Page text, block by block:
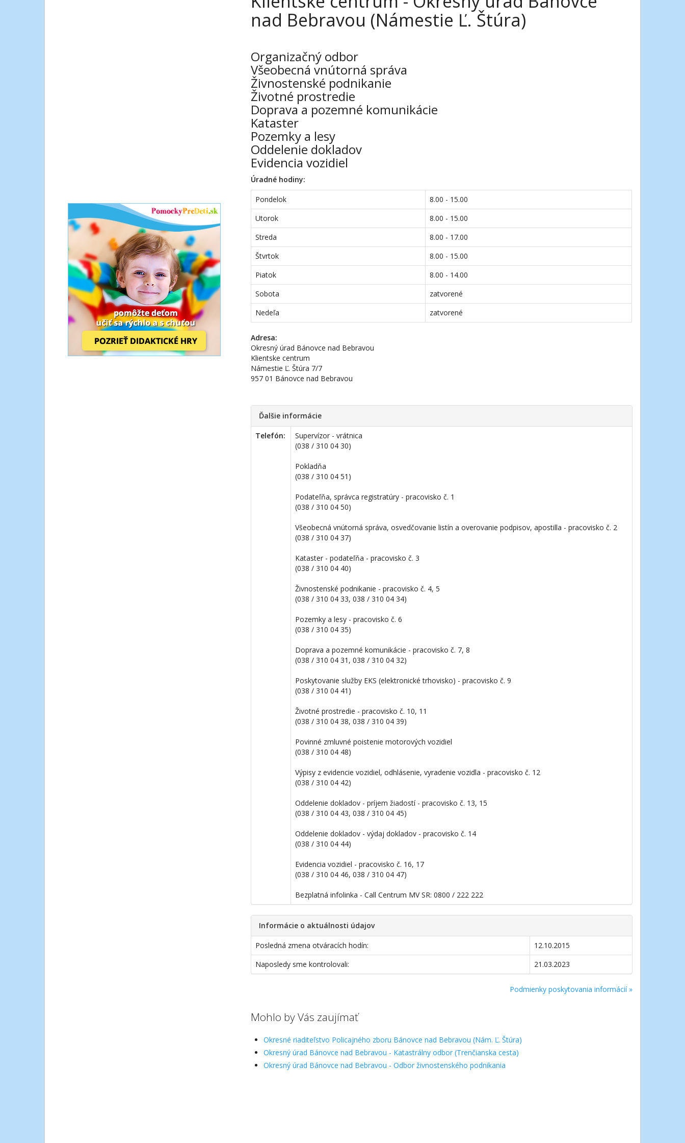
nad Bebravou (Námestie Ľ. Štúra)
Organizačný odbor
Všeobecná vnútorná správa
Živnostenské podnikanie
Životné prostredie
Doprava a pozemné komunikácie
Kataster
Pozemky a lesy
Oddelenie dokladov
Evidencia vozidiel
Úradné hodiny:
Pondelok
8.00 - 15.00
Utorok
8.00 - 15.00
Streda
8.00 - 17.00
Štvrtok
8.00 - 15.00
Piatok
8.00 - 14.00
Sobota
zatvorené
Nedeľa
zatvorené
Adresa:
Okresný úrad Bánovce nad Bebravou
Klientske centrum
Námestie Ľ. Štúra 7/7
957 01 Bánovce nad Bebravou
Ďalšie informácie
Telefón:
Supervízor - vrátnica
(038 / 310 04 30)
Pokladňa
(038 / 310 04 51)
Podateľňa, správca registratúry - pracovisko č. 1
(038 / 310 04 50)
Všeobecná vnútorná správa, osvedčovanie listín a overovanie podpisov, apostilla - pracovisko č. 2
(038 / 310 04 37)
Kataster - podateľňa - pracovisko č. 3
(038 / 310 04 40)
Živnostenské podnikanie - pracovisko č. 4, 5
(038 / 310 04 33, 038 / 310 04 34)
Pozemky a lesy - pracovisko č. 6
(038 / 310 04 35)
Doprava a pozemné komunikácie - pracovisko č. 7, 8
(038 / 310 04 31, 038 / 310 04 32)
Poskytovanie služby EKS (elektronické trhovisko) - pracovisko č. 9
(038 / 310 04 41)
Životné prostredie - pracovisko č. 10, 11
(038 / 310 04 38, 038 / 310 04 39)
Povinné zmluvné poistenie motorových vozidiel
(038 / 310 04 48)
Výpisy z evidencie vozidiel, odhlásenie, vyradenie vozidla - pracovisko č. 12
(038 / 310 04 42)
Oddelenie dokladov - príjem žiadostí - pracovisko č. 13, 15
(038 / 310 04 43, 038 / 310 04 45)
Oddelenie dokladov - výdaj dokladov - pracovisko č. 14
(038 / 310 04 44)
Evidencia vozidiel - pracovisko č. 16, 17
(038 / 310 04 46, 038 / 310 04 47)
Bezplatná infolinka - Call Centrum MV SR: 0800 / 222 222
Informácie o aktuálnosti údajov
Posledná zmena otváracích hodín:
12.10.2015
Naposledy sme kontrolovali:
21.03.2023
Podmienky poskytovania informácií »
Mohlo by Vás zaujímať
Okresné riaditeľstvo Policajného zboru Bánovce nad Bebravou (Nám. Ľ. Štúra)
Okresný úrad Bánovce nad Bebravou - Katastrálny odbor (Trenčianska cesta)
Okresný úrad Bánovce nad Bebravou - Odbor živnostenského podnikania